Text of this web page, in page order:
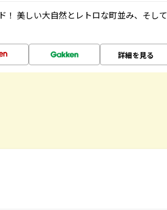
！ 美しい大自然とレトロな町並み、そして
詳細を見る